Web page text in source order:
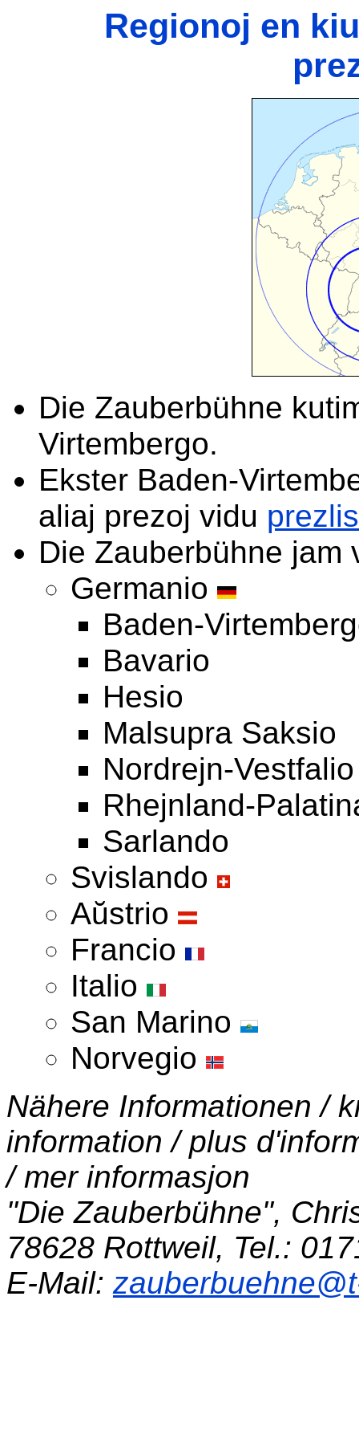
Regionoj en
Die Zauberbühne
Virtembergo.
Ekster Baden-
aliaj prezoj vidu
Die Zauberbühne jam
Germanio
Baden-
Bavario
Hesio
Malsupra Saksio
Nordrejn-Vestfalio
Rhejnland-
Sarlando
Svislando
Aŭstrio
Francio
Italio
San Marino
Norvegio
Nähere Informationen /
information / plus
/ mer informasjon
"Die Zauberbühne",
78628 Rottweil, Tel.:
E-Mail: